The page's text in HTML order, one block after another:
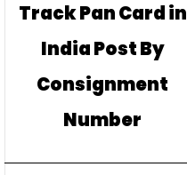
Track Pan Card in
India Post By
Consignment
Number